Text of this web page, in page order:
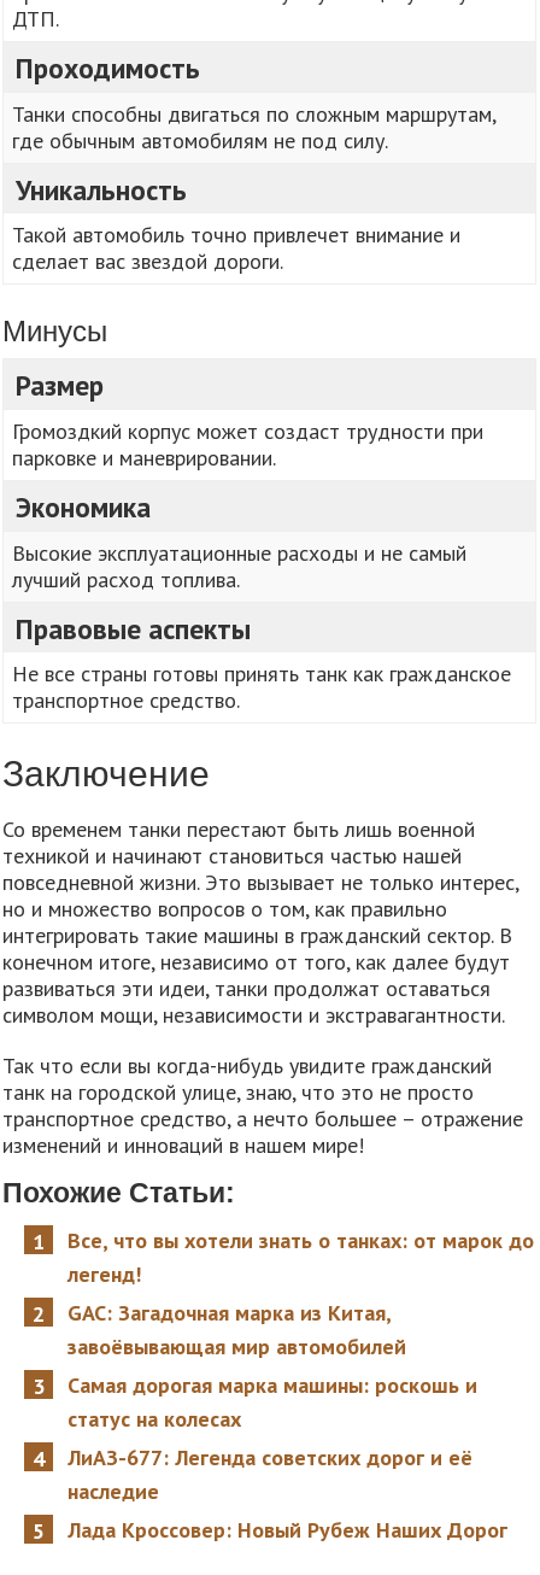
ДТП.
Проходимость
Танки способны двигаться по сложным маршрутам,
где обычным автомобилям не под силу.
Уникальность
Такой автомобиль точно привлечет внимание и
сделает вас звездой дороги.
Минусы
Размер
Громоздкий корпус может создаст трудности при
парковке и маневрировании.
Экономика
Высокие эксплуатационные расходы и не самый
лучший расход топлива.
Правовые аспекты
Не все страны готовы принять танк как гражданское
транспортное средство.
Заключение
Со временем танки перестают быть лишь военной
техникой и начинают становиться частью нашей
повседневной жизни. Это вызывает не только интерес,
но и множество вопросов о том, как правильно
интегрировать такие машины в гражданский сектор. В
конечном итоге, независимо от того, как далее будут
развиваться эти идеи, танки продолжат оставаться
символом мощи, независимости и экстравагантности.
Так что если вы когда-нибудь увидите гражданский
танк на городской улице, знаю, что это не просто
транспортное средство, а нечто большее – отражение
изменений и инноваций в нашем мире!
Похожие Статьи:
Все, что вы хотели знать о танках: от марок до
легенд!
GAC: Загадочная марка из Китая,
завоёвывающая мир автомобилей
Самая дорогая марка машины: роскошь и
статус на колесах
ЛиАЗ-677: Легенда советских дорог и её
наследие
Лада Кроссовер: Новый Рубеж Наших Дорог